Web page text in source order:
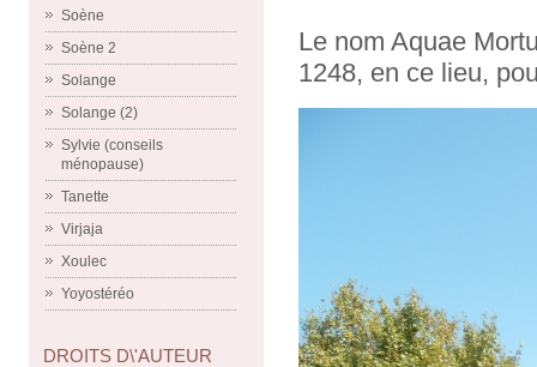
Soène
Soène 2
Solange
Solange (2)
Sylvie (conseils
ménopause)
Tanette
Virjaja
Xoulec
Yoyostéréo
DROITS D\'AUTEUR
Le nom Aquae
1248, en ce lieu,